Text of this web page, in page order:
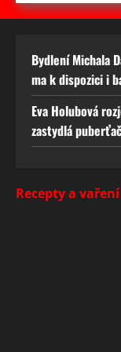
Bydlení Michala
ma k dispozici i
Eva Holubová
zastydlá
Recepty a vaření